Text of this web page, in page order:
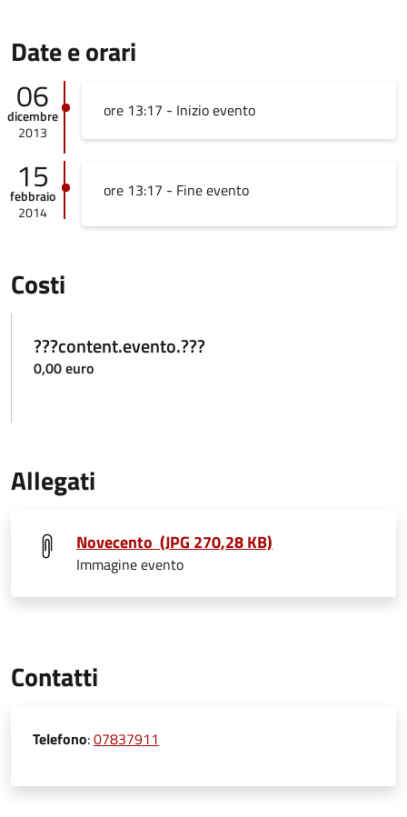
Date e orari
06
dicembre
2013
ore 13:17 - Inizio evento
15
febbraio
2014
ore 13:17 - Fine evento
Costi
???content.evento.???
0,00 euro
Allegati
Novecento (JPG 270,28 KB)
Immagine evento
Contatti
Telefono:07837911